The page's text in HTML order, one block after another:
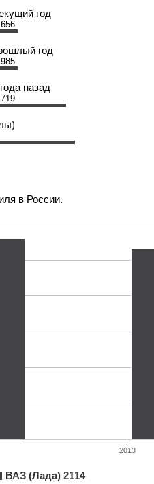
год
год
назад
в России.
ВАЗ (Лада) 2114
2013